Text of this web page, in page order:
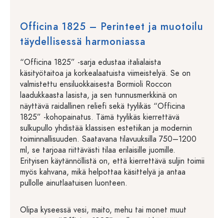
Officina 1825 – Perinteet ja muotoilu
täydellisessä harmoniassa
“Officina 1825” -sarja edustaa italialaista
käsityötaitoa ja korkealaatuista viimeistelyä. Se on
valmistettu ensiluokkaisesta Bormioli Roccon
laadukkaasta lasista, ja sen tunnusmerkkinä on
näyttävä raidallinen reliefi sekä tyylikäs “Officina
1825” -kohopainatus. Tämä tyylikäs kierrettävä
sulkupullo yhdistää klassisen estetiikan ja modernin
toiminnallisuuden. Saatavana tilavuuksilla 750–1200
ml, se tarjoaa riittävästi tilaa erilaisille juomille.
Erityisen käytännöllistä on, että kierrettävä suljin toimii
myös kahvana, mikä helpottaa käsittelyä ja antaa
pullolle ainutlaatuisen luonteen.
Olipa kyseessä vesi, maito, mehu tai monet muut